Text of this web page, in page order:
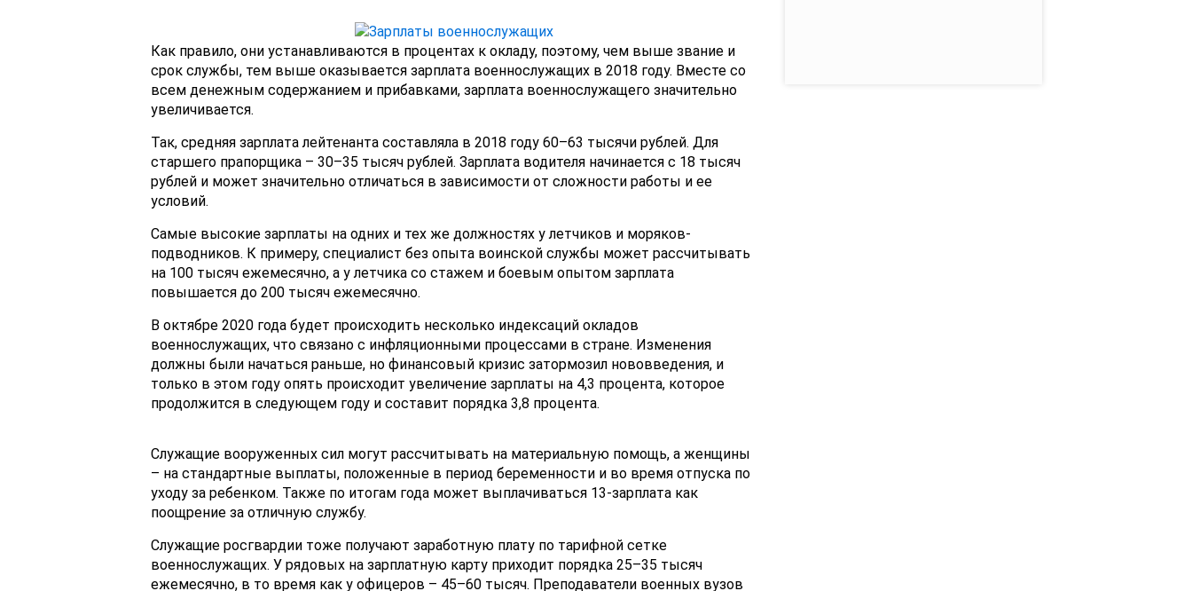
Как правило, они устанавливаются в процентах к окладу, поэтому, чем выше звание и
срок службы, тем выше оказывается зарплата военнослужащих в 2018 году. Вместе со
всем денежным содержанием и прибавками, зарплата военнослужащего значительно
увеличивается.
Так, средняя зарплата лейтенанта составляла в 2018 году 60–63 тысячи рублей. Для
старшего прапорщика – 30–35 тысяч рублей. Зарплата водителя начинается с 18 тысяч
рублей и может значительно отличаться в зависимости от сложности работы и ее
условий.
Самые высокие зарплаты на одних и тех же должностях у летчиков и моряков-
подводников. К примеру, специалист без опыта воинской службы может рассчитывать
на 100 тысяч ежемесячно, а у летчика со стажем и боевым опытом зарплата
повышается до 200 тысяч ежемесячно.
В октябре 2020 года будет происходить несколько индексаций окладов
военнослужащих, что связано с инфляционными процессами в стране. Изменения
должны были начаться раньше, но финансовый кризис затормозил нововведения, и
только в этом году опять происходит увеличение зарплаты на 4,3 процента, которое
продолжится в следующем году и составит порядка 3,8 процента.
Служащие вооруженных сил могут рассчитывать на материальную помощь, а женщины
– на стандартные выплаты, положенные в период беременности и во время отпуска по
уходу за ребенком. Также по итогам года может выплачиваться 13-зарплата как
поощрение за отличную службу.
Служащие росгвардии тоже получают заработную плату по тарифной сетке
военнослужащих. У рядовых на зарплатную карту приходит порядка 25–35 тысяч
ежемесячно, в то время как у офицеров – 45–60 тысяч. Преподаватели военных вузов